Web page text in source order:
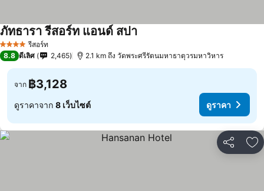
4 ดาว รีสอร์ท
ภัทธารา รีสอร์ท แอนด์ สปา
8.8 ดีเลิศ 2,465 2.1 km ถึง วัดพระศรีรัตนมหาธาตุวรมหาวิหาร
จาก ฿3,128
ดูราคาจาก 8 เว็บไซต์ ดูราคา
แชร์ เ